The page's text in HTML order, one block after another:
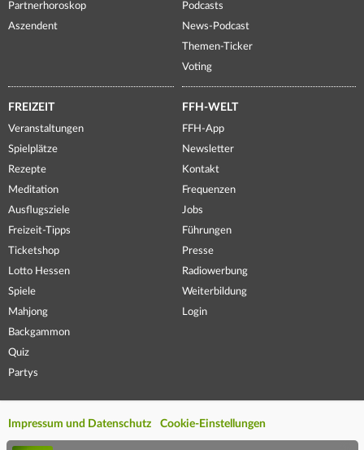
Partnerhoroskop
Aszendent
Podcasts
News-Podcast
Themen-Ticker
Voting
FREIZEIT
Veranstaltungen
Spielplätze
Rezepte
Meditation
Ausflugsziele
Freizeit-Tipps
Ticketshop
Lotto Hessen
Spiele
Mahjong
Backgammon
Quiz
Partys
FFH-WELT
FFH-App
Newsletter
Kontakt
Frequenzen
Jobs
Führungen
Presse
Radiowerbung
Weiterbildung
Login
Impressum und Datenschutz Cookie-Einstellungen